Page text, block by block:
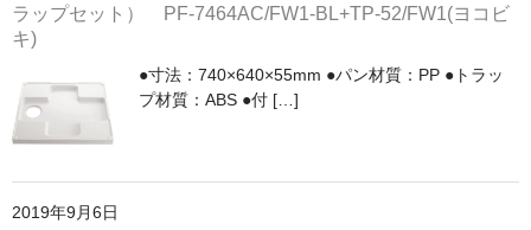
ラップセット） PF-7464AC/FW1-BL+TP-52/FW1(ヨコビ
キ)
●寸法：740×640×55mm ●パン材質：PP ●トラッ
プ材質：ABS ●付 […]
2019年9月6日